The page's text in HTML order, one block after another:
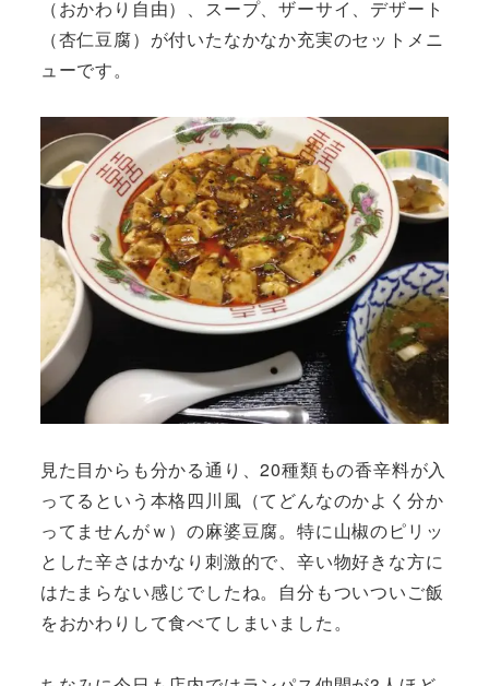
（おかわり自由）、スープ、ザーサイ、デザート
（杏仁豆腐）が付いたなかなか充実のセットメニ
ューです。
見た目からも分かる通り、20種類もの香辛料が入
ってるという本格四川風（てどんなのかよく分か
ってませんがｗ）の麻婆豆腐。特に山椒のピリッ
とした辛さはかなり刺激的で、辛い物好きな方に
はたまらない感じでしたね。自分もついついご飯
をおかわりして食べてしまいました。